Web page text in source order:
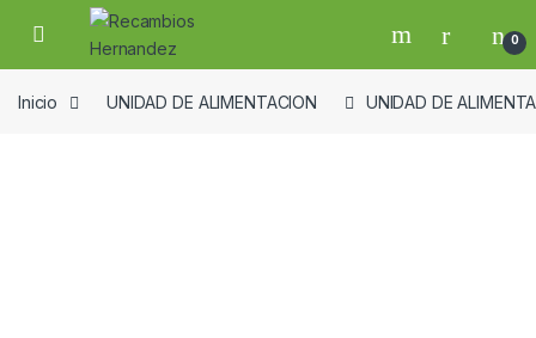
Skip to navigation
Skip to content
Open 0
Inicio UNIDAD DE ALIMENTACION UNIDAD DE